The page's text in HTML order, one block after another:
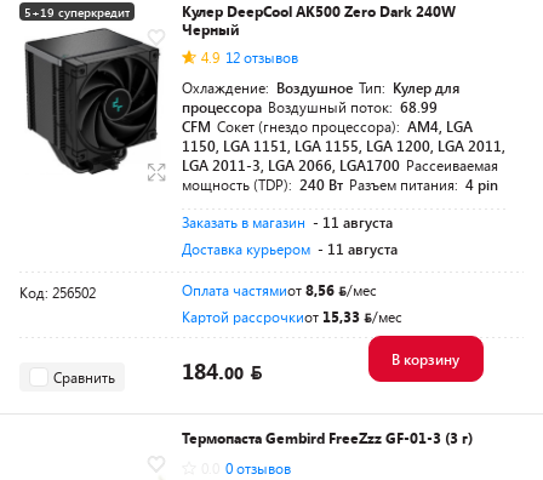
5+19 суперкредит
Разумная цена
Кулер DeepCool AK500 Zero Dark 240W
Черный
4.9 12 отзывов
Охлаждение: Воздушное Тип: Кулер для
процессора Воздушный поток: 68.99
CFM Сокет (гнездо процессора): AM4, LGA
1150, LGA 1151, LGA 1155, LGA 1200, LGA 2011,
LGA 2011-3, LGA 2066, LGA1700 Рассеиваемая
мощность (TDP): 240 Вт Разъем питания: 4 pin
Заказать в магазин - 11 августа
Доставка курьером - 11 августа
Код: 256502 Оплата частямиот8,56
/мес
Картой рассрочкиот 15,33 /мес
Сравнить 184.00
В корзину
Термопаста Gembird FreeZzz GF-01-3 (3 г)
0 отзывов